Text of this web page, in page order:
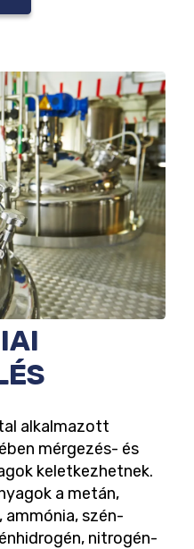
alkalmazott
mérgezés- és
keletkezhetnek.
a metán,
szén-
nitrogén-